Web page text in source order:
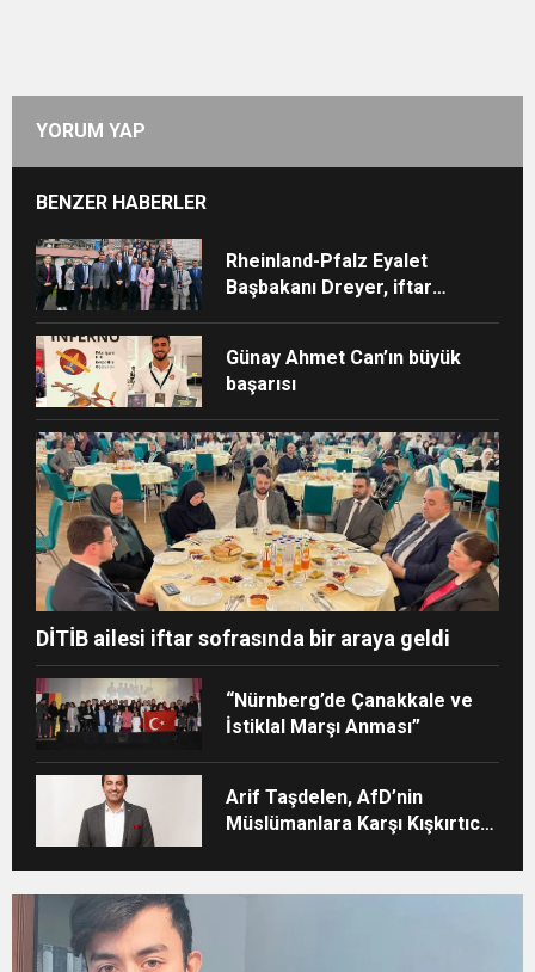
YORUM YAP
BENZER HABERLER
Rheinland-Pfalz Eyalet
Başbakanı Dreyer, iftar
Günay Ahmet Can’ın büyük
başarısı
DİTİB ailesi iftar sofrasında bir araya geldi
“Nürnberg’de Çanakkale ve
İstiklal Marşı Anması”
Arif Taşdelen, AfD’nin
Müslümanlara Karşı Kışkırtıcı